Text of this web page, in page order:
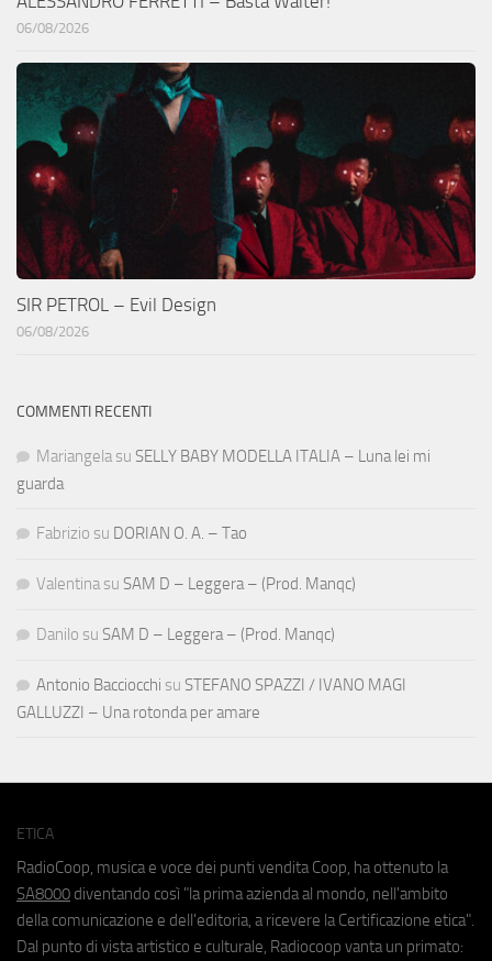
06/08/2026
SIR PETROL – Evil Design
06/08/2026
COMMENTI RECENTI
Mariangela su SELLY BABY MODELLA ITALIA – Luna lei mi
guarda
Fabrizio su DORIAN O. A. – Tao
Valentina su SAM D – Leggera – (Prod. Manqc)
Danilo su SAM D – Leggera – (Prod. Manqc)
Antonio Bacciocchi su STEFANO SPAZZI / IVANO MAGI
GALLUZZI – Una rotonda per amare
ETICA
RadioCoop, musica e voce dei punti vendita Coop, ha ottenuto la
SA8000 diventando così "la prima azienda al mondo, nell'ambito
della comunicazione e dell'editoria, a ricevere la Certificazione etica".
Dal punto di vista artistico e culturale, Radiocoop vanta un primato: